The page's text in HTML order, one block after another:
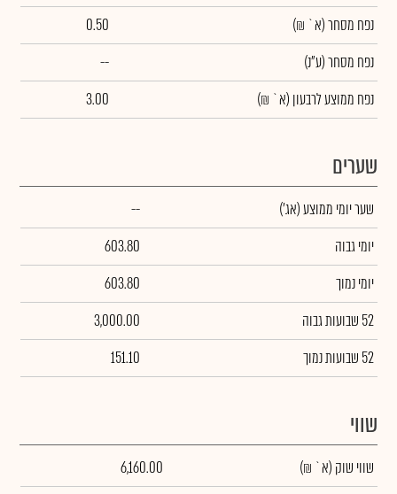
נפח מסחר(א` ₪)
0.50
נפח מסחר(ע"נ)
--
נפח ממוצע לרבעון (א` ₪)
3.00
שערים
שער יומי ממוצע(אג')
--
יומי גבוה
603.80
יומי נמוך
603.80
52 שבועות גבוה
3,000.00
52 שבועות נמוך
151.10
שווי
שווי שוק (א` ₪)
6,160.00